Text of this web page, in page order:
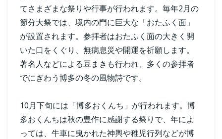
てさまざまな祭りや行事が行われます。毎年2月の
節分大祭では、境内の門に巨大な「おたふく面」
が設置されます。参拝者はおたふく面の大きく開
いた口をくぐり、無病息災や開運を祈願します。
著名人などによる豆まきも行われ、多くの参拝者
でにぎわう博多の冬の風物詩です。
10月下旬には「博多おくんち」が行われます。博
多おくんちは秋の豊作に感謝する祭りで、年によ
っては、牛車に曳かれた神輿や稚児行列などが博